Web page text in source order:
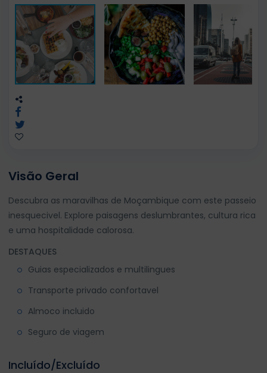
Visão Geral
Descubra as maravilhas de Moçambique com este passeio
inesquecivel. Explore paisagens deslumbrantes, cultura rica
e uma hospitalidade calorosa.
DESTAQUES
Guias especializados e multilingues
Transporte privado confortavel
Almoco incluido
Seguro de viagem
Incluído/Excluído